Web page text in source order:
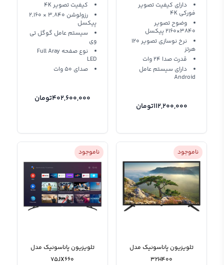
دارای کیفیت تصویر
فورکی 4K
وضوح تصویر
3840×2160 پیکسل
نرخ نوسازی تصویر 120
هرتز
قدرت صدا 24 وات
دارای سیستم عامل
Android
112,200,000تومان
کیفیت تصویر 4K
رزولوشن 3,840 × 2,160
پیکسل
سیستم عامل گوگل تی
وی
نوع صفحه Full Aray
LED
صدای 50 وات
402,600,000تومان
ناموجود
تلویزیون پاناسونیک مدل
32H400
ناموجود
تلویزیون پاناسونیک مدل
75JX660